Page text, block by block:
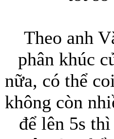
Theo anh
phân khúc
nữa, có thể
không còn
để lên 5s